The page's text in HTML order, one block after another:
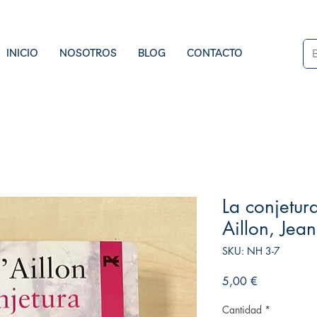
INICIO NOSOTROS BLOG CONTACTO
La
Aillon,
SKU: NH 3-7
5,00 €
Cantidad *